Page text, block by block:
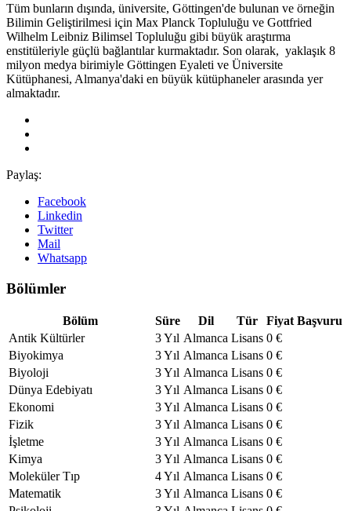
Tüm bunların dışında, üniversite, Göttingen'de bulunan ve örneğin
Bilimin Geliştirilmesi için Max Planck Topluluğu ve Gottfried
Wilhelm Leibniz Bilimsel Topluluğu gibi büyük araştırma
enstitüleriyle güçlü bağlantılar kurmaktadır. Son olarak, yaklaşık 8
milyon medya birimiyle Göttingen Eyaleti ve Üniversite
Kütüphanesi, Almanya'daki en büyük kütüphaneler arasında yer
almaktadır.
Paylaş:
Facebook
Linkedin
Twitter
Mail
Whatsapp
Bölümler
Bölüm Süre Dil Tür Fiyat Başvuru
Antik Kültürler
3 Yıl Almanca Lisans 0 €
Biyokimya
3 Yıl Almanca Lisans 0 €
Biyoloji
3 Yıl Almanca Lisans 0 €
Dünya Edebiyatı
3 Yıl Almanca Lisans 0 €
Ekonomi
3 Yıl Almanca Lisans 0 €
Fizik
3 Yıl Almanca Lisans 0 €
İşletme
3 Yıl Almanca Lisans 0 €
Kimya
3 Yıl Almanca Lisans 0 €
Moleküler Tıp
4 Yıl Almanca Lisans 0 €
Matematik
3 Yıl Almanca Lisans 0 €